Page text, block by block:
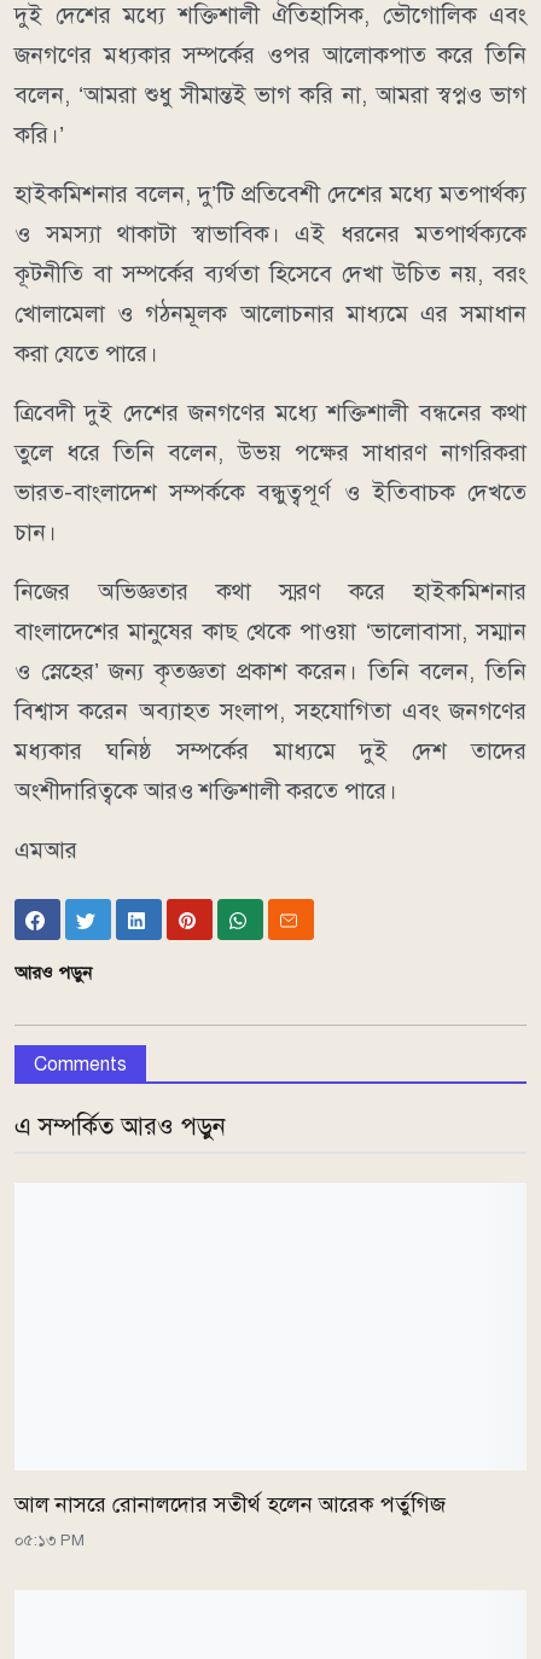
দুই দেশের মধ্যে শক্তিশালী ঐতিহাসিক, ভৌগোলিক এবং
জনগণের মধ্যকার সম্পর্কের ওপর আলোকপাত করে তিনি
বলেন, ‘আমরা শুধু সীমান্তই ভাগ করি না, আমরা স্বপ্নও ভাগ
করি।’
হাইকমিশনার বলেন, দু’টি প্রতিবেশী দেশের মধ্যে মতপার্থক্য
ও সমস্যা থাকাটা স্বাভাবিক। এই ধরনের মতপার্থক্যকে
কূটনীতি বা সম্পর্কের ব্যর্থতা হিসেবে দেখা উচিত নয়, বরং
খোলামেলা ও গঠনমূলক আলোচনার মাধ্যমে এর সমাধান
করা যেতে পারে।
ত্রিবেদী দুই দেশের জনগণের মধ্যে শক্তিশালী বন্ধনের কথা
তুলে ধরে তিনি বলেন, উভয় পক্ষের সাধারণ নাগরিকরা
ভারত-বাংলাদেশ সম্পর্ককে বন্ধুত্বপূর্ণ ও ইতিবাচক দেখতে
চান।
নিজের অভিজ্ঞতার কথা স্মরণ করে হাইকমিশনার
বাংলাদেশের মানুষের কাছ থেকে পাওয়া ‘ভালোবাসা, সম্মান
ও স্নেহের’ জন্য কৃতজ্ঞতা প্রকাশ করেন। তিনি বলেন, তিনি
বিশ্বাস করেন অব্যাহত সংলাপ, সহযোগিতা এবং জনগণের
মধ্যকার ঘনিষ্ঠ সম্পর্কের মাধ্যমে দুই দেশ তাদের
অংশীদারিত্বকে আরও শক্তিশালী করতে পারে।
এমআর
আরও পড়ুন
Comments
এ সম্পর্কিত আরও পড়ুন
আল নাসরে রোনালদোর সতীর্থ হলেন আরেক পর্তুগিজ
০৫:১৩ PM